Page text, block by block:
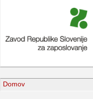
Domov